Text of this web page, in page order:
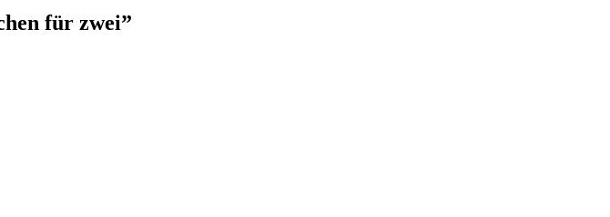
für zwei”